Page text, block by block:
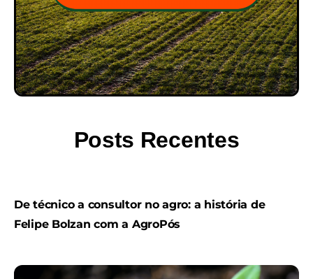
Posts Recentes
De técnico a consultor no agro: a história de
Felipe Bolzan com a AgroPós